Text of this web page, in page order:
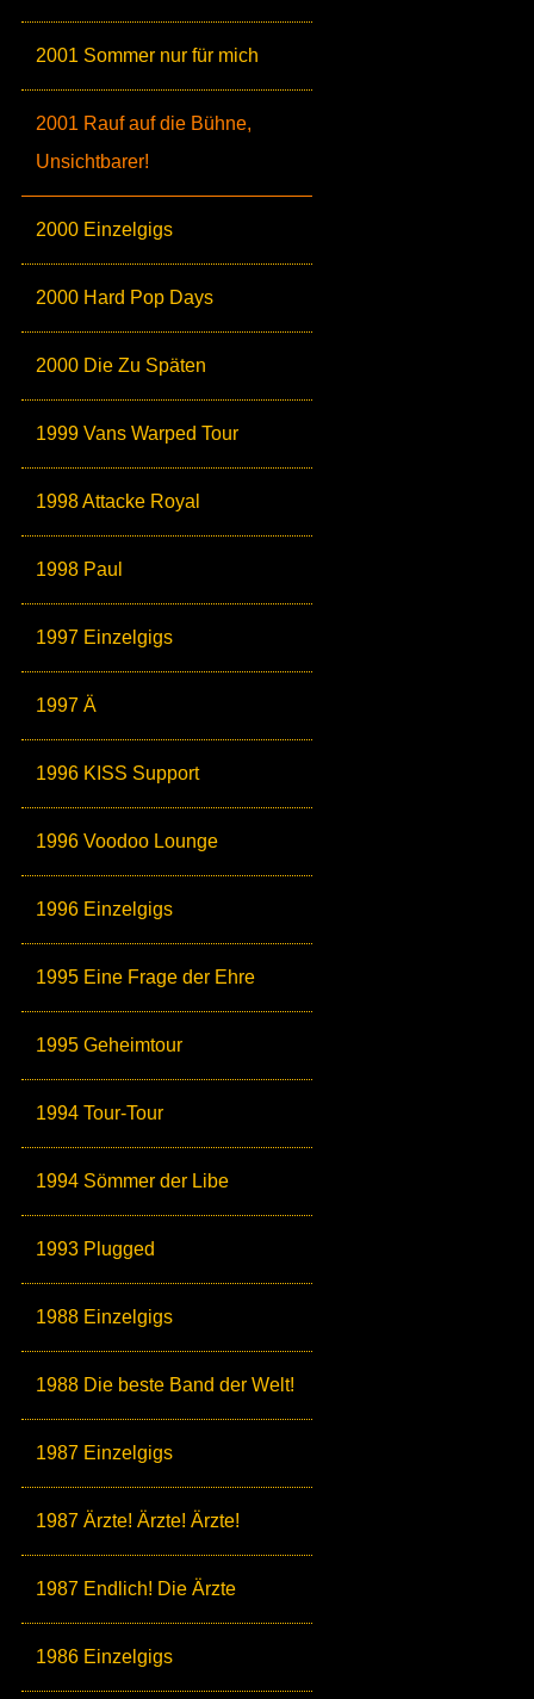
2001 Sommer nur für mich
2001 Rauf auf die Bühne,
Unsichtbarer!
2000 Einzelgigs
2000 Hard Pop Days
2000 Die Zu Späten
1999 Vans Warped Tour
1998 Attacke Royal
1998 Paul
1997 Einzelgigs
1997 Ä
1996 KISS Support
1996 Voodoo Lounge
1996 Einzelgigs
1995 Eine Frage der Ehre
1995 Geheimtour
1994 Tour-Tour
1994 Sömmer der Libe
1993 Plugged
1988 Einzelgigs
1988 Die beste Band der Welt!
1987 Einzelgigs
1987 Ärzte! Ärzte! Ärzte!
1987 Endlich! Die Ärzte
1986 Einzelgigs